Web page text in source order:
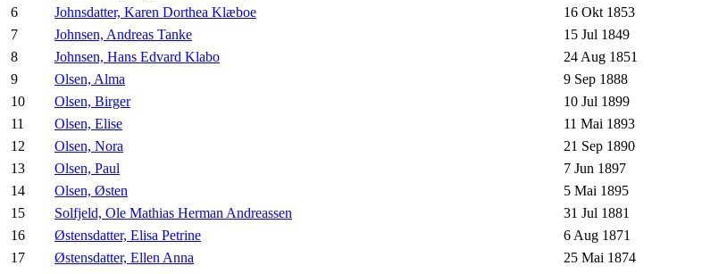
6
Johnsdatter, Karen Dorthea Klæboe 16 Okt 1853
7
Johnsen, Andreas Tanke 15 Jul 1849
8
Johnsen, Hans Edvard Klabo 24 Aug 1851
9
Olsen, Alma 9 Sep 1888
10
Olsen, Birger 10 Jul 1899
11
Olsen, Elise 11 Mai 1893
12
Olsen, Nora 21 Sep 1890
13
Olsen, Paul 7 Jun 1897
14
Olsen, Østen 5 Mai 1895
15
Solfjeld, Ole Mathias Herman Andreassen 31 Jul 1881
16
Østensdatter, Elisa Petrine 6 Aug 1871
17
Østensdatter, Ellen Anna 25 Mai 1874